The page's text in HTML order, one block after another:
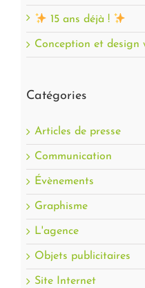
15 ans déjà !
Conception et design
Catégories
Articles de presse
Communication
Évènements
Graphisme
L'agence
Objets publicitaires
Site Internet